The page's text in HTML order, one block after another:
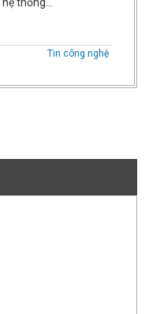
thống…
Tin công nghệ